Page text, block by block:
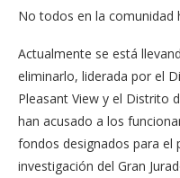
No todos en la comunidad
Actualmente se está
eliminarlo, liderada por el
Pleasant View y el Distrito
han acusado a los
fondos designados para el
investigación del Gran